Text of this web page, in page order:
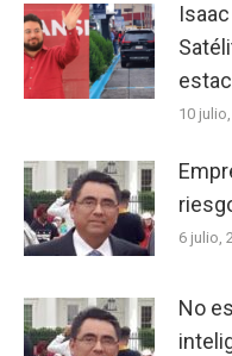
10
6 julio,
No